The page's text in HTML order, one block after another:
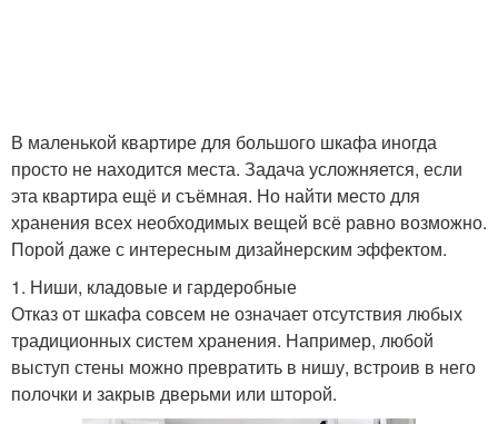
В маленькой квартире для большого шкафа иногда
просто не находится места. Задача усложняется, если
эта квартира ещё и съёмная. Но найти место для
хранения всех необходимых вещей всё равно возможно.
Порой даже с интересным дизайнерским эффектом.
1. Ниши, кладовые и гардеробные
Отказ от шкафа совсем не означает отсутствия любых
традиционных систем хранения. Например, любой
выступ стены можно превратить в нишу, встроив в него
полочки и закрыв дверьми или шторой.